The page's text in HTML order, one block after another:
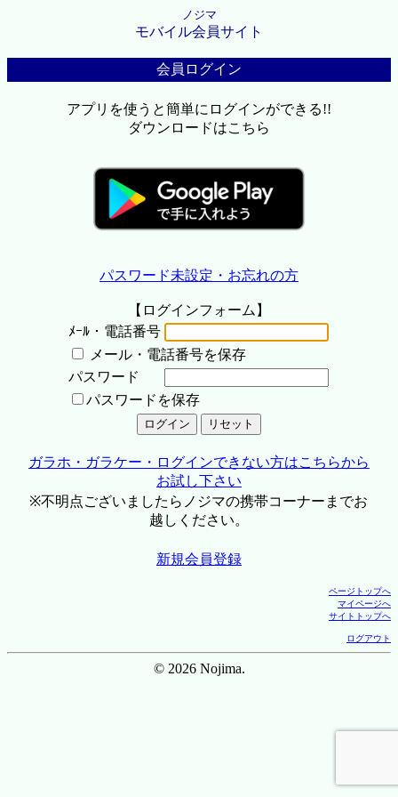
ノジマ
モバイル会員サイト
会員ログイン
アプリを使うと簡単にログインができる!!
ダウンロードはこちら
パスワード未設定・お忘れの方
【ログインフォーム】
ﾒｰﾙ・電話番号
メール・電話番号を保存
パスワード
パスワードを保存
ガラホ・ガラケー・ログインできない方はこちらから
お試し下さい
※不明点ございましたらノジマの携帯コーナーまでお
越しください。
新規会員登録
ページトップへ
マイページへ
サイトトップへ
ログアウト
© 2026 Nojima.